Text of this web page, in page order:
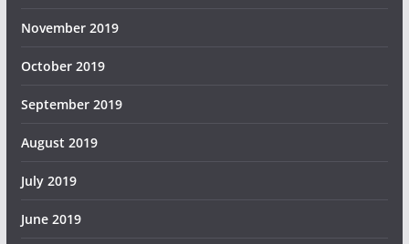
November 2019
October 2019
September 2019
August 2019
July 2019
June 2019